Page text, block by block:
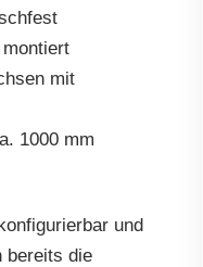
mit
1000 mm
und
bereits die